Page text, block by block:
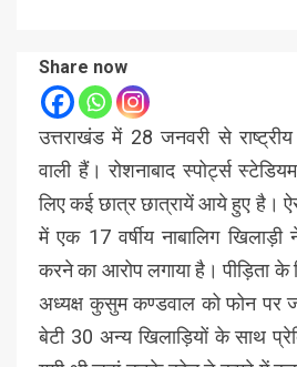
Share now
उत्तराखंड में 28 जनवरी से
वाली हैं। रोशनाबाद स्पोर्ट्स
लिए कई छात्र छात्रायें आये हुए है।
में एक 17 वर्षीय नाबालिग
करने का आरोप लगाया है। पीड़िता के
अध्यक्ष कुसुम कण्डवाल को फोन पर
बेटी 30 अन्य खिलाड़ियों के साथ